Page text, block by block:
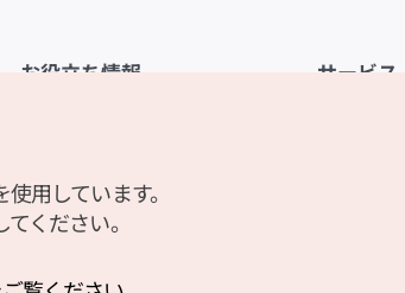
お役立ち情報
観光資料ダウンロード
デジタルブック／電子書籍
サービス
用しています。
ください。